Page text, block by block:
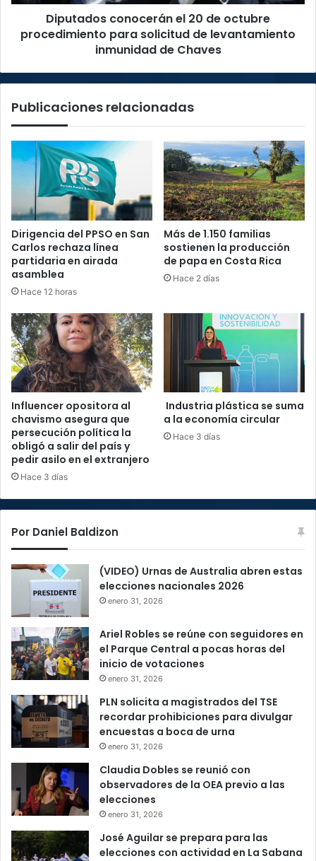
levantamiento
Chaves
Diputados conocerán el 20 de octubre
procedimiento para solicitud de levantamiento
inmunidad de Chaves
Publicaciones relacionadas
Dirigencia del PPSO en San
Carlos rechaza línea
partidaria en airada
asamblea
Hace 12 horas
Más de 1.150 familias
sostienen la producción
de papa en Costa Rica
Hace 2 días
Influencer opositora al
chavismo asegura que
persecución política la
obligó a salir del país y
pedir asilo en el extranjero
Hace 3 días
Industria plástica se suma
a la economía circular
Hace 3 días
Por Daniel Baldizon
(VIDEO) Urnas de Australia abren estas
elecciones nacionales 2026
enero 31, 2026
Ariel Robles se reúne con seguidores en
el Parque Central a pocas horas del
inicio de votaciones
enero 31, 2026
PLN solicita a magistrados del TSE
recordar prohibiciones para divulgar
encuestas a boca de urna
enero 31, 2026
Claudia Dobles se reunió con
observadores de la OEA previo a las
elecciones
enero 31, 2026
José Aguilar se prepara para las
elecciones con actividad en La Sabana